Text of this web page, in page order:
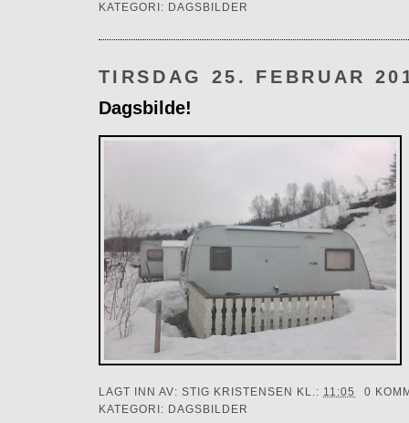
KATEGORI: DAGSBILDER
TIRSDAG 25. FEBRUAR
Dagsbilde!
LAGT INN AV: STIG KRISTENSEN KL.: 11:05
0
KATEGORI: DAGSBILDER